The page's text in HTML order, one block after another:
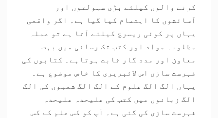
کرنے والوں کیلئے بڑی سہولتوں اور
آسائشوں کا اہتمام کیا گیا ہے۔ اگر واقعی
یہاں پر کوئی ریسرچ کیلئے آتا ہے تو عملہ
مطلوبہ مواد اور کتب تک رسائی میں بہت
معاون اور مدد گار ثابت ہوتاہے۔ کتابوں کی
فہرست سازی اس لائبریری کا خاص موضوع ہے۔
یہاں الگ الگ علوم کے الگ الگ شعبوں کی الگ
الگ زبانوں میں کتب کی علیحدہ علیحدہ
فہرست سازی کی گئی ہے۔ آپ کو کس علم کے کس